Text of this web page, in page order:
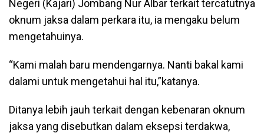
Negeri (Kajari) Jombang Nur Albar terkait tercatutnya
oknum jaksa dalam perkara itu, ia mengaku belum
mengetahuinya.
“Kami malah baru mendengarnya. Nanti bakal kami
dalami untuk mengetahui hal itu,”katanya.
Ditanya lebih jauh terkait dengan kebenaran oknum
jaksa yang disebutkan dalam eksepsi terdakwa,